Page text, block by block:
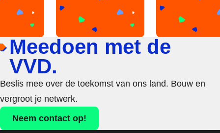
Meedoen met de
VVD.
Beslis mee over de toekomst van ons land. Bouw en
vergroot je netwerk.
Neem contact op!